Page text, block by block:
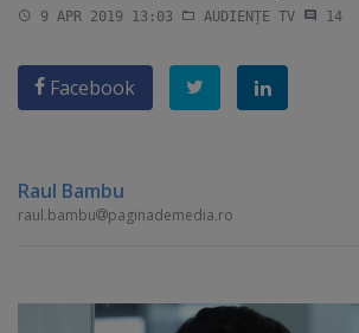
9 APR 2019 13:03 AUDIENȚE TV 14
Facebook
Raul Bambu
raul.bambu paginademedia.ro